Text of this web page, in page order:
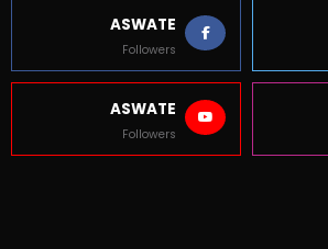
ASWATE
Followers
ASWATE
Followers